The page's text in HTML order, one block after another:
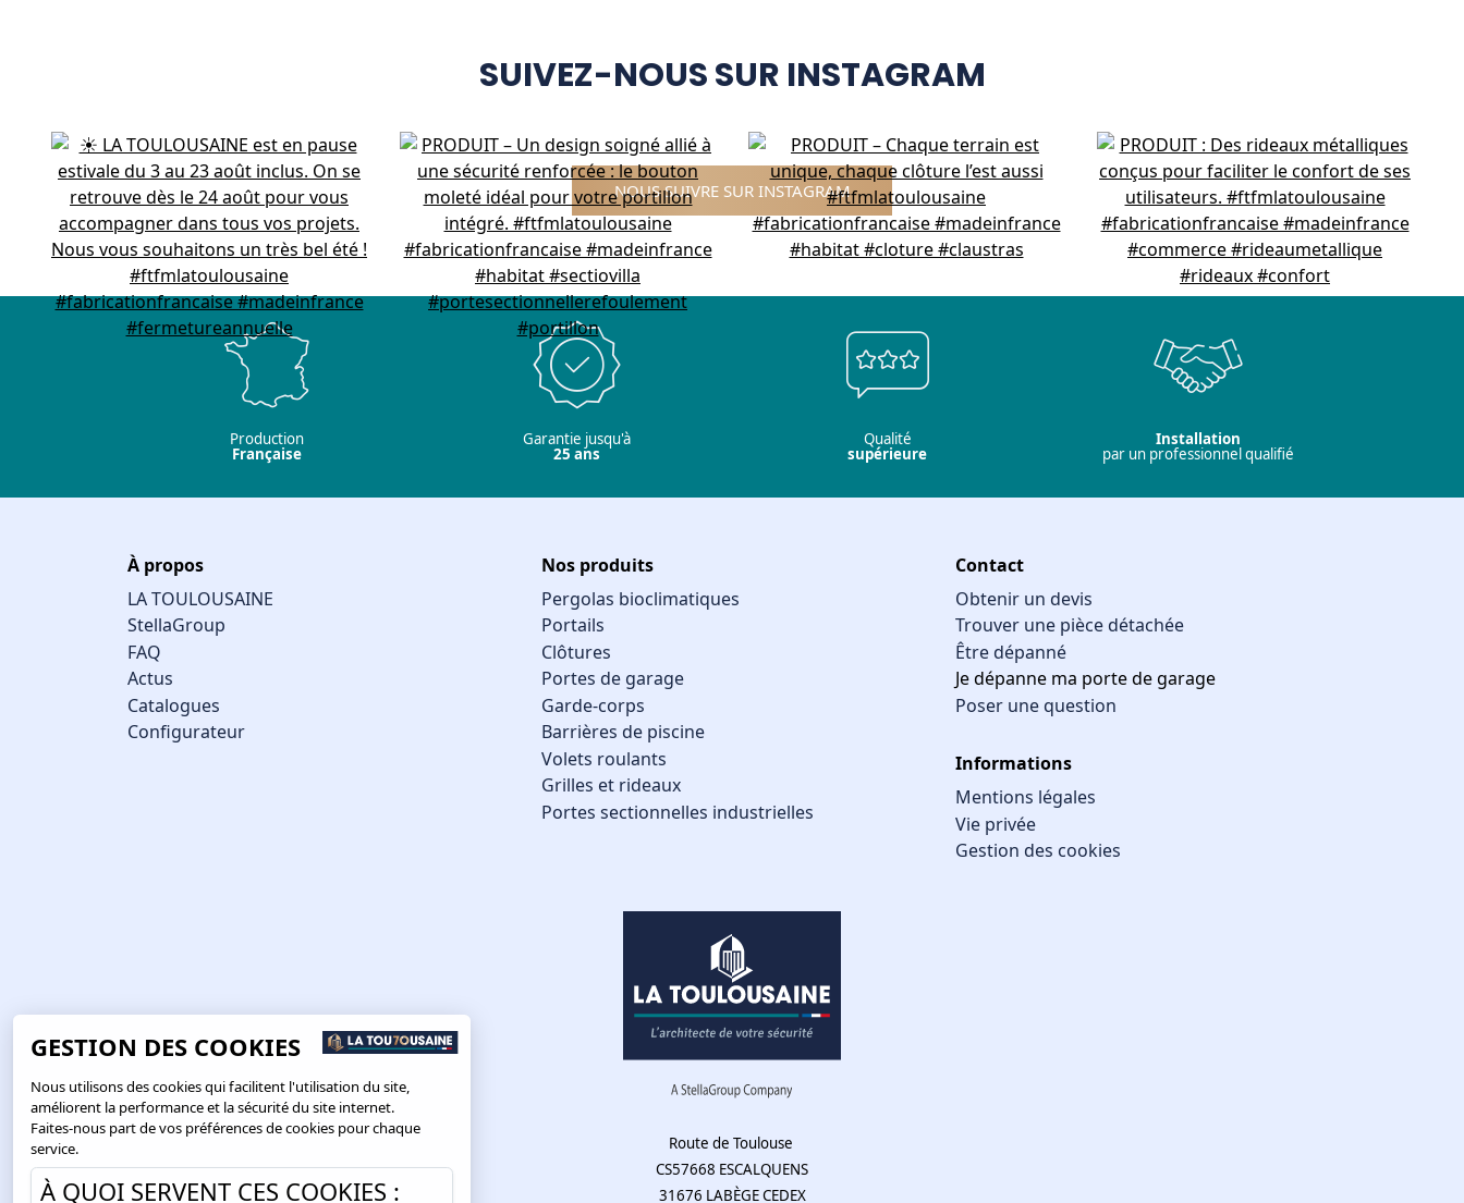
SUIVEZ-NOUS SUR INSTAGRAM
NOUS SUIVRE SUR INSTAGRAM
Production
Française
Garantie jusqu'à
25 ans
Qualité
supérieure
Installation
par un professionnel qualifié
À propos
LA TOULOUSAINE
StellaGroup
FAQ
Actus
Catalogues
Configurateur
Nos produits
Pergolas bioclimatiques
Portails
Clôtures
Portes de garage
Garde-corps
Barrières de piscine
Volets roulants
Grilles et rideaux
Portes sectionnelles industrielles
Contact
Obtenir un devis
Trouver une pièce détachée
Être dépanné
Je dépanne ma porte de garage
Poser une question
Informations
Mentions légales
Vie privée
Gestion des cookies
Route de Toulouse
CS57668 ESCALQUENS
31676 LABÈGE CEDEX
GESTION DES COOKIES
Nous utilisons des cookies qui facilitent l'utilisation du site,
améliorent la performance et la sécurité du site internet.
Faites-nous part de vos préférences de cookies pour chaque
service.
À QUOI SERVENT CES COOKIES :